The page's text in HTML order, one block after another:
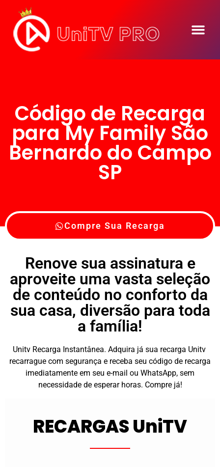
Código de Recarga
para My Family São
Bernardo do Campo
SP
Compre Sua Recarga
Renove sua assinatura e
aproveite uma vasta seleção
de conteúdo no conforto da
sua casa, diversão para toda
a família!
Unitv Recarga Instantânea. Adquira já sua recarga Unitv
recarrague com segurança e receba seu código de recarga
imediatamente em seu e-mail ou WhatsApp, sem
necessidade de esperar horas. Compre já!
RECARGAS UniTV